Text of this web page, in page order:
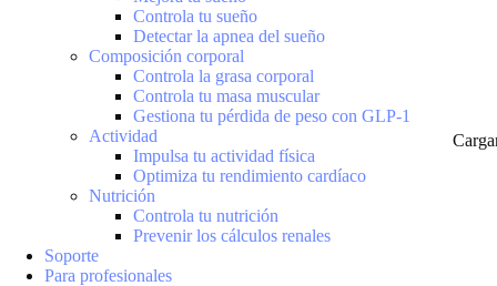
Controla tu sueño
Detectar la apnea del sueño
Composición corporal
Controla la grasa corporal
Controla tu masa muscular
Gestiona tu pérdida de peso con GLP-1
Actividad
Impulsa tu actividad física
Optimiza tu rendimiento cardíaco
Nutrición
Controla tu nutrición
Prevenir los cálculos renales
Soporte
Para profesionales